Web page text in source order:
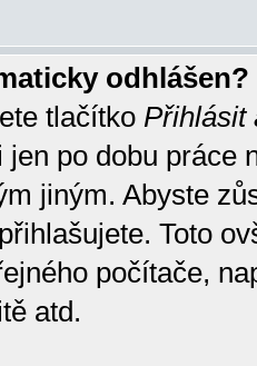
odhlášen?
tlačítko Přihlásit
jen po dobu práce
jiným. Abyste
Toto
počítače,
atd.